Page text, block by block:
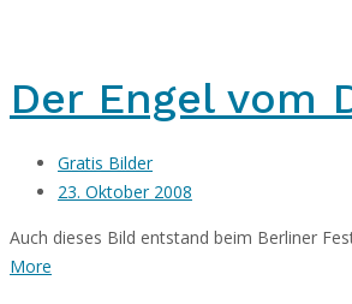
Der Engel vom
Gratis Bilder
23. Oktober 2008
Auch dieses Bild entstand beim Berliner
More